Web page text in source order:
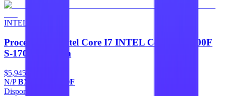
INTEL
Procesadores Intel Core I7 INTEL Core I7-12700F
S-1700 12A Gen
$5,945
N/PBX8071512700F
Disponible